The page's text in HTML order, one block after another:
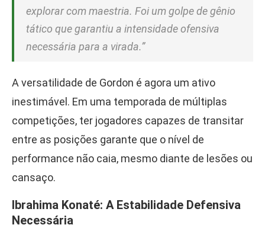
explorar com maestria. Foi um golpe de gênio
tático que garantiu a intensidade ofensiva
necessária para a virada.”
A versatilidade de Gordon é agora um ativo
inestimável. Em uma temporada de múltiplas
competições, ter jogadores capazes de transitar
entre as posições garante que o nível de
performance não caia, mesmo diante de lesões ou
cansaço.
Ibrahima Konaté: A Estabilidade Defensiva
Necessária